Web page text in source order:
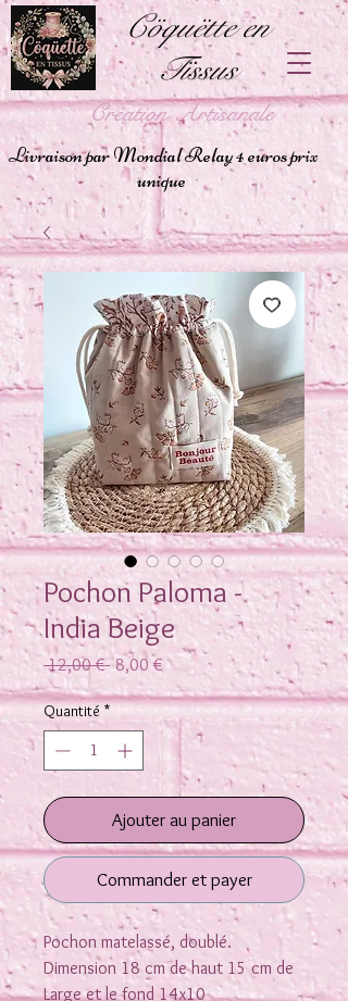
Cöquëtte en
Tïssus
Création Artisanale
Livraison par Mondial Relay 4 euros prix
unique
Pochon Paloma -
India Beige
12,00 € Prix
original
8,00 €Prix
promotionnel
Quantité *
Ajouter au panier
Commander et payer
Pochon matelassé, doublé.
Dimension 18 cm de haut 15 cm de
Large et le fond 14x10